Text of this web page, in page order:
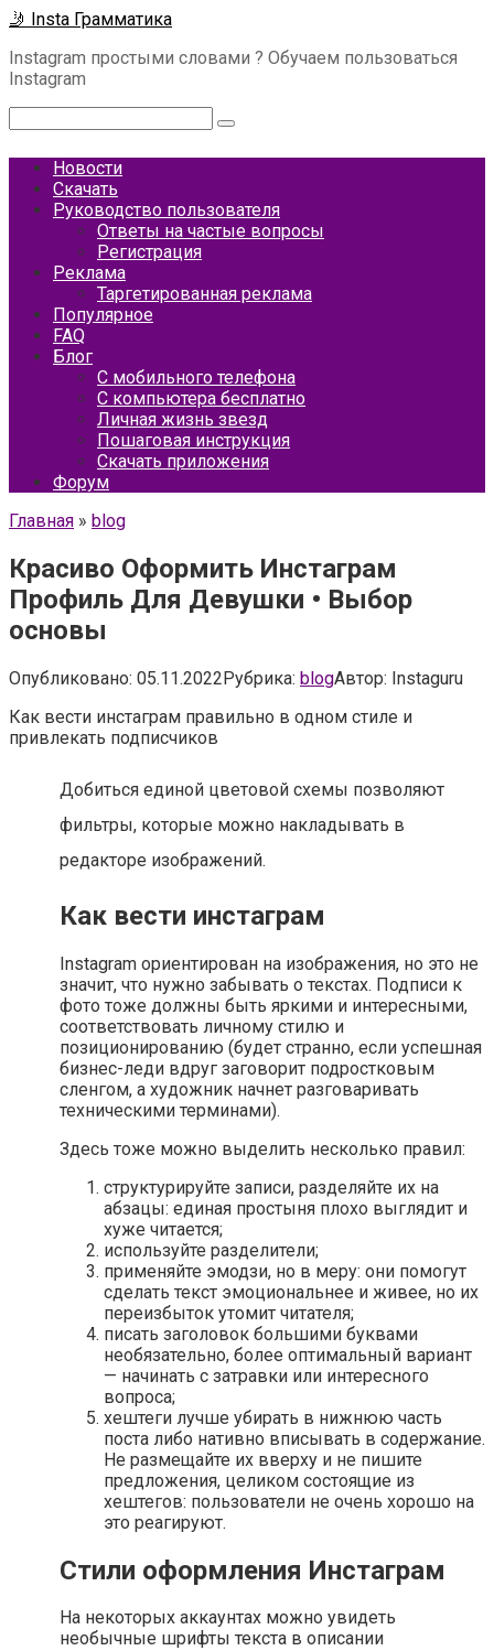
Перейти
контенту
🤳 Insta Грамматика
Instagram простыми словами ? Обучаем пользоваться
Instagram
Новости
Скачать
Руководство пользователя
Ответы на частые вопросы
Регистрация
Реклама
Таргетированная реклама
Популярное
FAQ
Блог
С мобильного телефона
С компьютера бесплатно
Личная жизнь звезд
Пошаговая инструкция
Скачать приложения
Форум
Главная » blog
Красиво Оформить Инстаграм
Профиль Для Девушки • Выбор
основы
Опубликовано: 05.11.2022Рубрика: blogАвтор: Instaguru
Как вести инстаграм правильно в одном стиле и
привлекать подписчиков
Добиться единой цветовой схемы позволяют
фильтры, которые можно накладывать в
редакторе изображений.
Как вести инстаграм
Instagram ориентирован на изображения, но это не
значит, что нужно забывать о текстах. Подписи к
фото тоже должны быть яркими и интересными,
соответствовать личному стилю и
позиционированию (будет странно, если успешная
бизнес-леди вдруг заговорит подростковым
сленгом, а художник начнет разговаривать
техническими терминами).
Здесь тоже можно выделить несколько правил:
структурируйте записи, разделяйте их на
абзацы: единая простыня плохо выглядит и
хуже читается;
используйте разделители;
применяйте эмодзи, но в меру: они помогут
сделать текст эмоциональнее и живее, но их
переизбыток утомит читателя;
писать заголовок большими буквами
необязательно, более оптимальный вариант
— начинать с затравки или интересного
вопроса;
хештеги лучше убирать в нижнюю часть
поста либо нативно вписывать в содержание.
Не размещайте их вверху и не пишите
предложения, целиком состоящие из
хештегов: пользователи не очень хорошо на
это реагируют.
Стили оформления Инстаграм
На некоторых аккаунтах можно увидеть
необычные шрифты текста в описании